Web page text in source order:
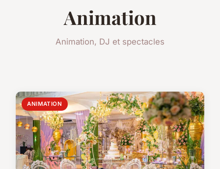
Animation
Animation, DJ et spectacles
ANIMATION